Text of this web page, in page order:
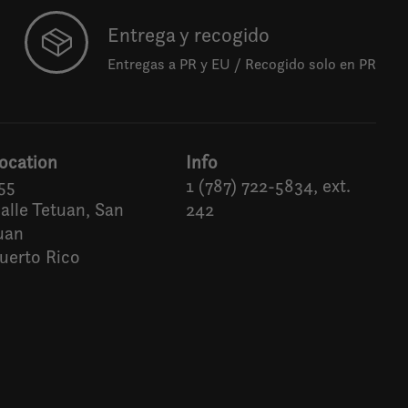
Entrega y recogido
Entregas a PR y EU / Recogido solo en PR
Tetuan, San
Rico
Info
1 (787) 722-5834, ext.
242